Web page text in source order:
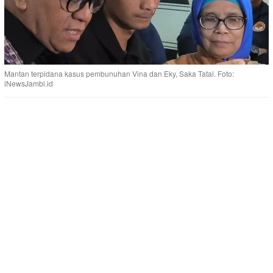
Mantan terpidana kasus pembunuhan Vina dan Eky, Saka Tatal. Foto:
iNewsJambi.id